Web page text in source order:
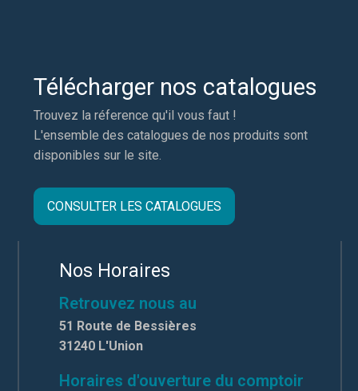
Télécharger nos catalogues
Trouvez la réference qu'il vous faut !
L'ensemble des catalogues de nos produits sont
disponibles sur le site.
CONSULTER LES CATALOGUES
Nos Horaires
Retrouvez nous au
51 Route de Bessières
31240 L'Union
Horaires d'ouverture du comptoir